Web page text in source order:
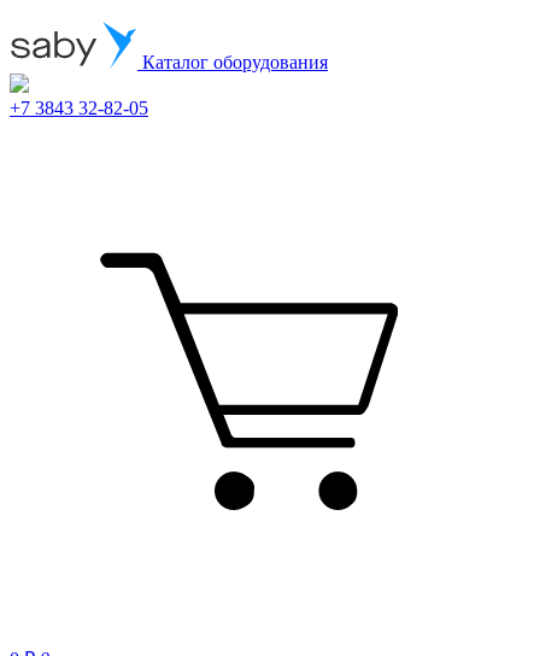
Каталог оборудования
+7 3843 32-82-05